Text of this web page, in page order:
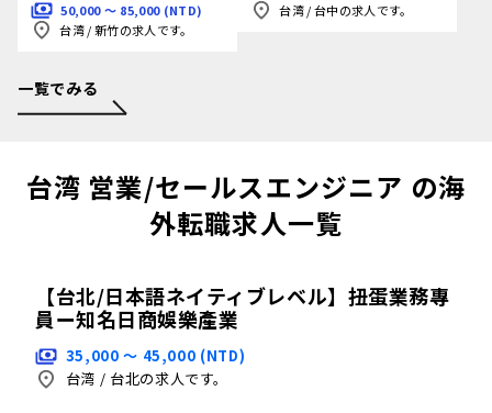
50,000 〜 85,000 (NTD)
台湾/新竹の求人です。
台湾/台中の求人です。
一覧でみる
台湾 営業/セールスエンジニア の海
外転職求人一覧
【台北/日本語ネイティブレベル】扭蛋業務專
員ー知名日商娛樂產業
35,000 〜 45,000 (NTD)
台湾 / 台北の求人です。